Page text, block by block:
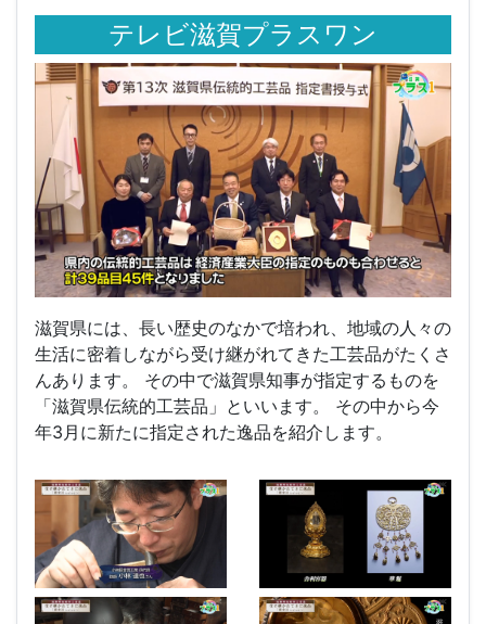
テレビ滋賀プラスワン
滋賀県には、長い歴史のなかで培われ、地域の人々の
生活に密着しながら受け継がれてきた工芸品がたくさ
んあります。 その中で滋賀県知事が指定するものを
「滋賀県伝統的工芸品」といいます。 その中から今
年3月に新たに指定された逸品を紹介します。